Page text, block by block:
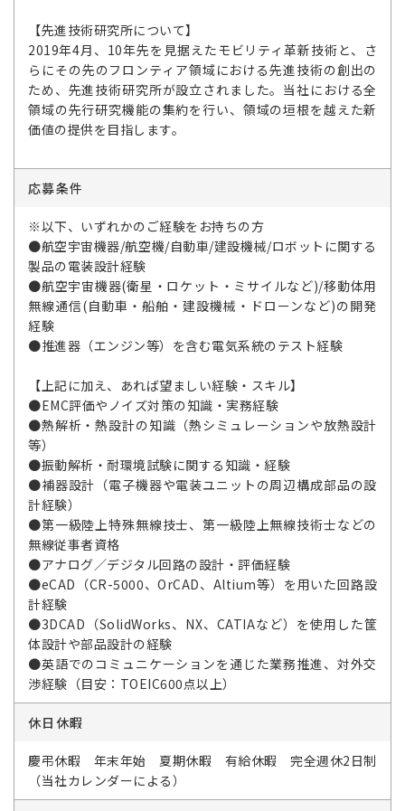
【先進技術研究所について】
2019年4月、10年先を見据えたモビリティ革新技術と、さ
らにその先のフロンティア領域における先進技術の創出の
ため、先進技術研究所が設立されました。当社における全
領域の先行研究機能の集約を行い、領域の垣根を越えた新
価値の提供を目指します。
応募条件
※以下、いずれかのご経験をお持ちの方
●航空宇宙機器/航空機/自動車/建設機械/ロボットに関する
製品の電装設計経験
●航空宇宙機器(衛星・ロケット・ミサイルなど)/移動体用
無線通信(自動車・船舶・建設機械・ドローンなど)の開発
経験
●推進器（エンジン等）を含む電気系統のテスト経験
【上記に加え、あれば望ましい経験・スキル】
●EMC評価やノイズ対策の知識・実務経験
●熱解析・熱設計の知識（熱シミュレーションや放熱設計
等）
●振動解析・耐環境試験に関する知識・経験
●補器設計（電子機器や電装ユニットの周辺構成部品の設
計経験）
●第一級陸上特殊無線技士、第一級陸上無線技術士などの
無線従事者資格
●アナログ／デジタル回路の設計・評価経験
●eCAD（CR-5000、OrCAD、Altium等）を用いた回路設
計経験
●3DCAD（SolidWorks、NX、CATIAなど）を使用した筐
体設計や部品設計の経験
●英語でのコミュニケーションを通じた業務推進、対外交
渉経験（目安：TOEIC600点以上）
休日休暇
慶弔休暇 年末年始 夏期休暇 有給休暇 完全週休2日制
（当社カレンダーによる）